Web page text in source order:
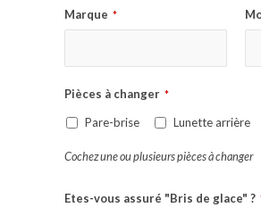
Marque *
Pièces à changer *
Pare-brise Lunette arrière
Cochez une ou plusieurs pièces à changer
Etes-vous assuré "Bris de glace" ?